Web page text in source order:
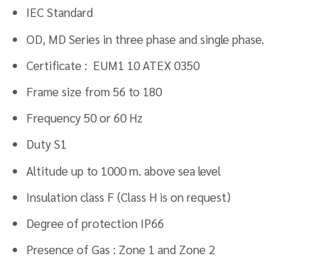
IEC Standard
OD, MD Series in three phase and single phase.
Certificate : EUM1 10 ATEX 0350
Frame size from 56 to 180
Frequency 50 or 60 Hz
Duty S1
Altitude up to 1000 m. above sea level
Insulation class F (Class H is on request)
Degree of protection IP66
Presence of Gas : Zone 1 and Zone 2